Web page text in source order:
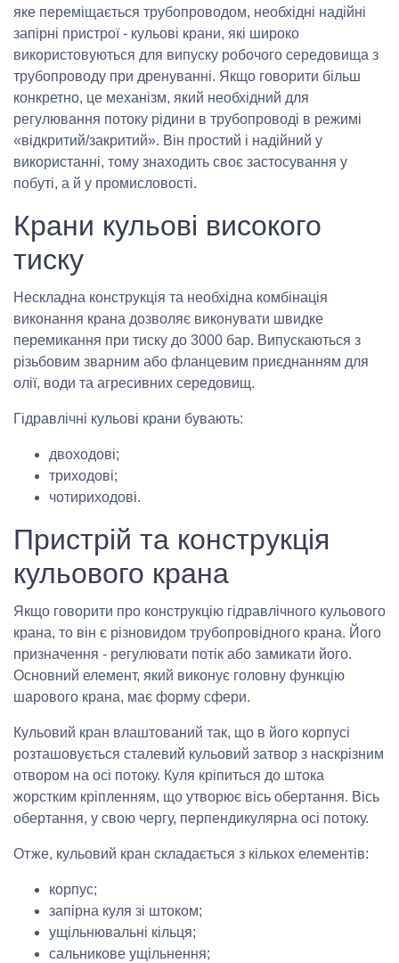
яке переміщається трубопроводом, необхідні надійні
запірні пристрої - кульові крани, які широко
використовуються для випуску робочого середовища з
трубопроводу при дренуванні. Якщо говорити більш
конкретно, це механізм, який необхідний для
регулювання потоку рідини в трубопроводі в режимі
«відкритий/закритий». Він простий і надійний у
використанні, тому знаходить своє застосування у
побуті, а й у промисловості.
Крани кульові високого
тиску
Нескладна конструкція та необхідна комбінація
виконання крана дозволяє виконувати швидке
перемикання при тиску до 3000 бар. Випускаються з
різьбовим зварним або фланцевим приєднанням для
олії, води та агресивних середовищ.
Гідравлічні кульові крани бувають:
двоходові;
триходові;
чотириходові.
Пристрій та конструкція
кульового крана
Якщо говорити про конструкцію гідравлічного кульового
крана, то він є різновидом трубопровідного крана. Його
призначення - регулювати потік або замикати його.
Основний елемент, який виконує головну функцію
шарового крана, має форму сфери.
Кульовий кран влаштований так, що в його корпусі
розташовується сталевий кульовий затвор з наскрізним
отвором на осі потоку. Куля кріпиться до штока
жорстким кріпленням, що утворює вісь обертання. Вісь
обертання, у свою чергу, перпендикулярна осі потоку.
Отже, кульовий кран складається з кількох елементів:
корпус;
запірна куля зі штоком;
ущільнювальні кільця;
сальникове ущільнення;